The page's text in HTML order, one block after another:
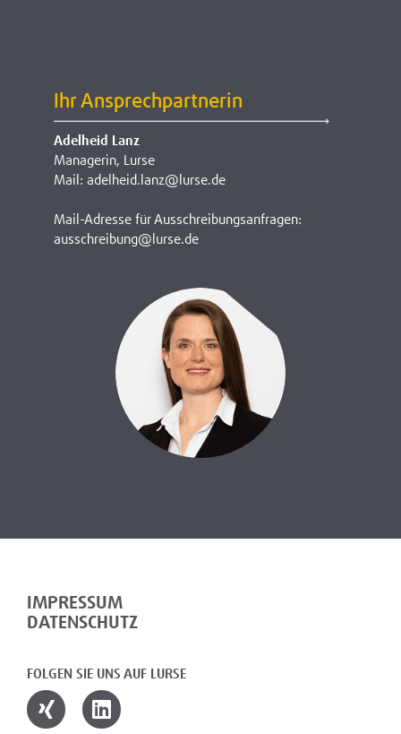
Ihr Ansprechpartnerin
Adelheid Lanz
Managerin, Lurse
Mail: adelheid.lanz@lurse.de
Mail-Adresse für Ausschreibungsanfragen:
ausschreibung@lurse.de
IMPRESSUM
DATENSCHUTZ
FOLGEN SIE UNS AUF LURSE